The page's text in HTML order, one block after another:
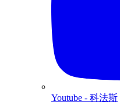
Youtube - 科法斯